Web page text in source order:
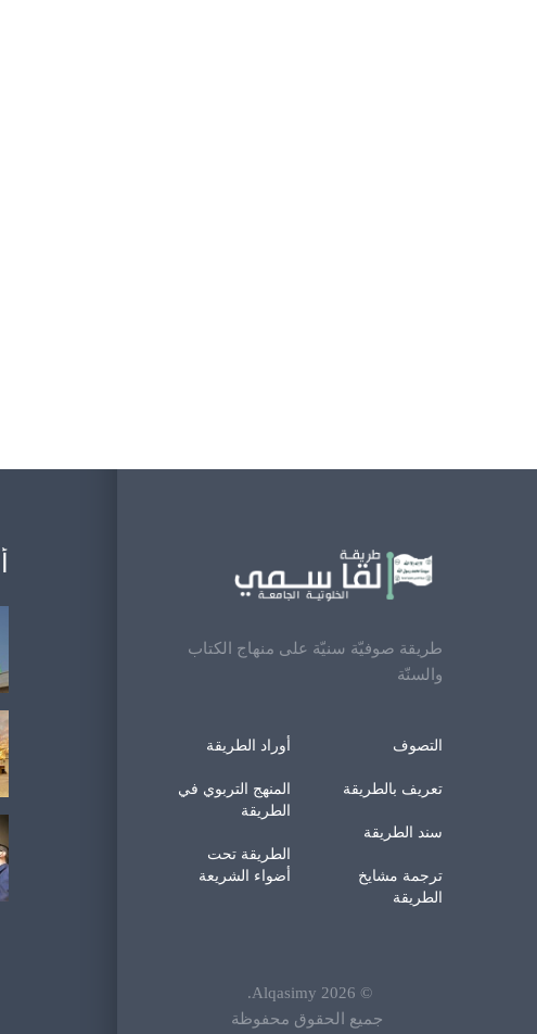
طريقة صوفيّة سنيّة على منهاج الكتاب
والسنّة
التصوف
تعريف بالطريقة
سند الطريقة
ترجمة مشايخ
الطريقة
أوراد الطريقة
المنهج التربوي في
الطريقة
الطريقة تحت
أضواء الشريعة
©
2026
Alqasimy
.
جميع الحقوق محفوظة